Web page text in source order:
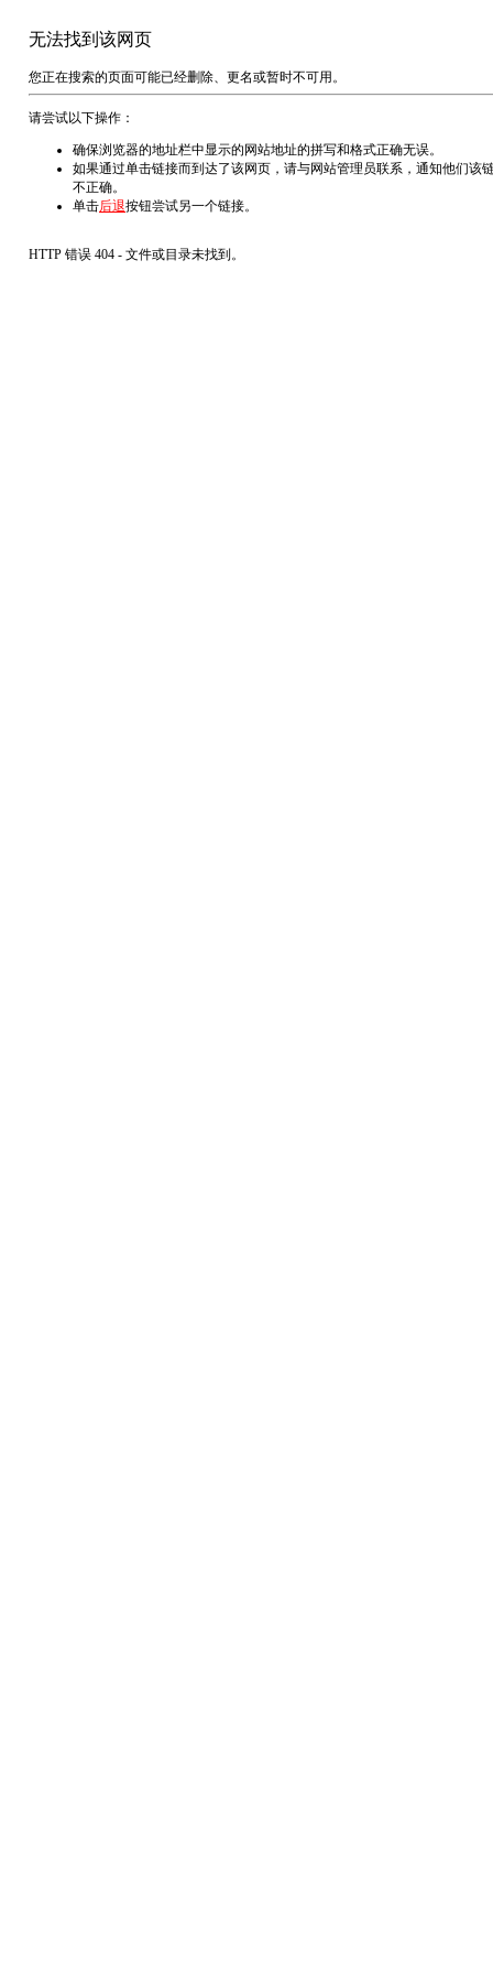
无法找到该网页
您正在搜索的页面可能已经删除、更名或暂时不可用。
请尝试以下操作：
确保浏览器的地址栏中显示的网站地址的拼写和格式正确无误。
如果通过单击链接而到达了该网页，请与网站管理员联系，通知他们该
不正确。
单击后退按钮尝试另一个链接。
HTTP 错误 404 - 文件或目录未找到。